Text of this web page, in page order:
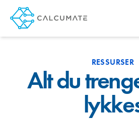
RESSURSER
Alt du